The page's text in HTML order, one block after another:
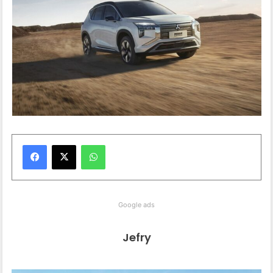
WhatsApp
Google ads
Jefry